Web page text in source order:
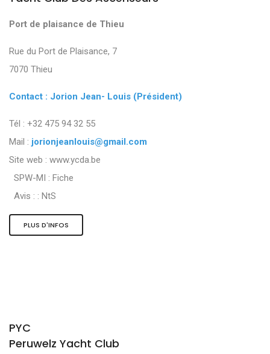
Port de plaisance de Thieu
Rue du Port de Plaisance, 7
7070 Thieu
Contact : Jorion Jean- Louis (Président)
Tél : +32 475 94 32 55
Mail : jorionjeanlouis@gmail.com
Site web : www.ycda.be
SPW-MI : Fiche
Avis : : NtS
PLUS D'INFOS
PYC
Peruwelz Yacht Club